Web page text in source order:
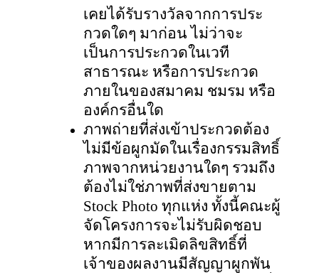
เคยได้รับรางวัลจากการประ
กวดใดๆ มาก่อน ไม่ว่าจะ
เป็นการประกวดในเวที
สาธารณะ หรือการประกวด
ภายในของสมาคม ชมรม หรือ
องค์กรอื่นใด
ภาพถ่ายที่ส่งเข้าประกวดต้อง
ไม่มีข้อผูกมัดในเรื่องกรรมสิทธิ์
ภาพจากหน่วยงานใดๆ รวมถึง
ต้องไม่ใช่ภาพที่ส่งขายตาม
Stock Photo ทุกแห่ง ทั้งนี้คณะผู้
จัดโครงการจะไม่รับผิดชอบ
หากมีการละเมิดลิขสิทธิ์ที่
เจ้าของผลงานมีสัญญาผูกพัน